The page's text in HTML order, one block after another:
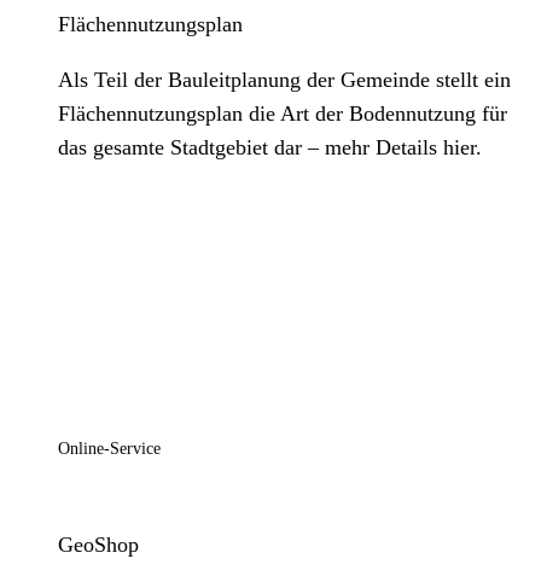
Flächennutzungsplan
Als Teil der Bauleitplanung der Gemeinde stellt ein
Flächennutzungsplan die Art der Bodennutzung für
das gesamte Stadtgebiet dar – mehr Details hier.
Online-Service
GeoShop